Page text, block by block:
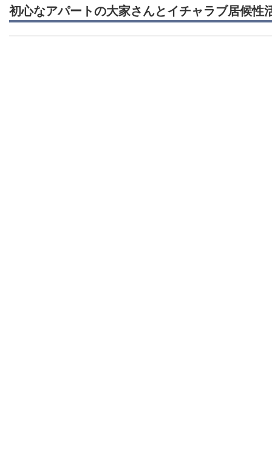
初心なアパートの大家さんとイチャラブ居候性